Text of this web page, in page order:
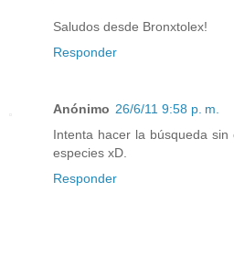
Saludos desde Bronxtolex!
Responder
Anónimo 26/6/11 9:58 p. m.
Intenta hacer la búsqueda
especies xD.
Responder